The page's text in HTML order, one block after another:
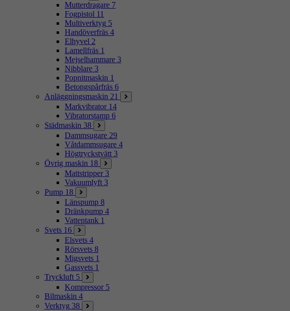
Mutterdragare 7
Fogpistol 11
Multiverktyg 5
Handöverfräs 4
Elhyvel 2
Lamellfräs 1
Mejselhammare 3
Nibblare 3
Popnitmaskin 1
Betongspårfräs 6
Anläggningsmaskin 21
Markvibrator 14
Vibratorstamp 6
Städmaskin 38
Dammsugare 29
Våtdammsugare 4
Högtryckstvätt 3
Övrig maskin 18
Mattstripper 3
Vakuumlyft 3
Pump 18
Länspump 8
Dränkpump 4
Vattentank 1
Svets 16
Elsvets 4
Rörsvets 8
Migsvets 1
Gassvets 1
Tryckluft 5
Kompressor 5
Bilmaskin 4
Verktyg 38